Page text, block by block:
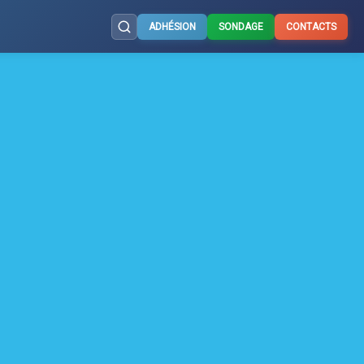
ADHÉSION SONDAGE CONTACTS